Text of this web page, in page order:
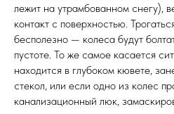
лежит на утрамбованном снегу),
контакт с поверхностью.
бесполезно — колеса будут
пустоте. То же самое касается
находится в глубоком кювете,
стекол, или если одно из колес
канализационный люк,